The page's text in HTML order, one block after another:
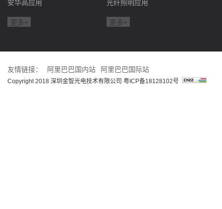
安华高应用
更多+
光纤照明应用
更多+
友情链接： 阿里巴巴国内站 阿里巴巴国际站
Copyright 2018 深圳金智光电技术有限公司 粤ICP备18128102号